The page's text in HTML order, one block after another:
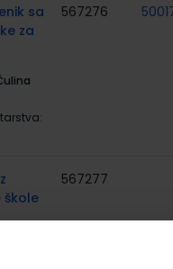
sa
za
567276
škole
567277